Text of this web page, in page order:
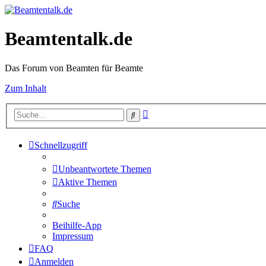
Beamtentalk.de
Das Forum von Beamten für Beamte
Zum Inhalt
Suche
Schnellzugriff
Unbeantwortete Themen
Aktive Themen
Suche
Beihilfe-App
Impressum
FAQ
Anmelden